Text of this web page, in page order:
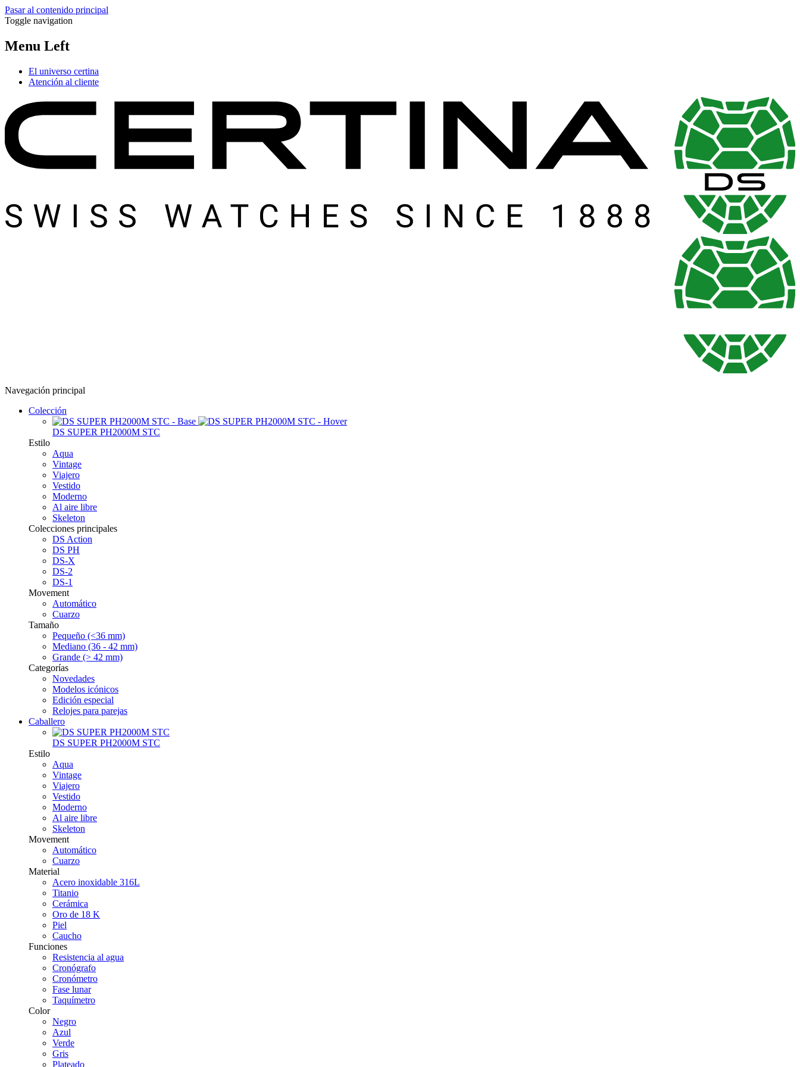
Pasar al contenido principal
Toggle navigation
Menu Left
El universo certina
Atención al cliente
Navegación principal
Colección
DS SUPER PH2000M STC
Estilo
Aqua
Vintage
Viajero
Vestido
Moderno
Al aire libre
Skeleton
Colecciones principales
DS Action
DS PH
DS-X
DS-2
DS-1
Movement
Automático
Cuarzo
Tamaño
Pequeño (<36 mm)
Mediano (36 - 42 mm)
Grande (> 42 mm)
Categorías
Novedades
Modelos icónicos
Edición especial
Relojes para parejas
Caballero
DS SUPER PH2000M STC
Estilo
Aqua
Vintage
Viajero
Vestido
Moderno
Al aire libre
Skeleton
Movement
Automático
Cuarzo
Material
Acero inoxidable 316L
Titanio
Cerámica
Oro de 18 K
Piel
Caucho
Funciones
Resistencia al agua
Cronógrafo
Cronómetro
Fase lunar
Taquímetro
Color
Negro
Azul
Verde
Gris
Plateado